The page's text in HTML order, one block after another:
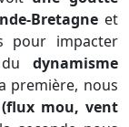
Bretagne et
pour impacter
dynamisme
première, nous
mou, vent